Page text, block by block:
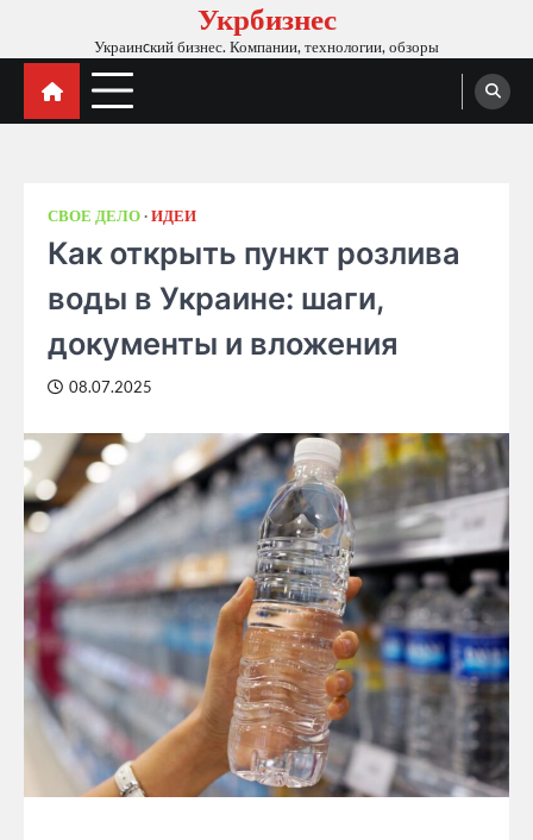
content
Укрбизнес
Украинcкий бизнес. Компании, технологии, обзоры
СВОЕ ДЕЛО ИДЕИ
Как открыть пункт розлива
воды в Украине: шаги,
документы и вложения
08.07.2025